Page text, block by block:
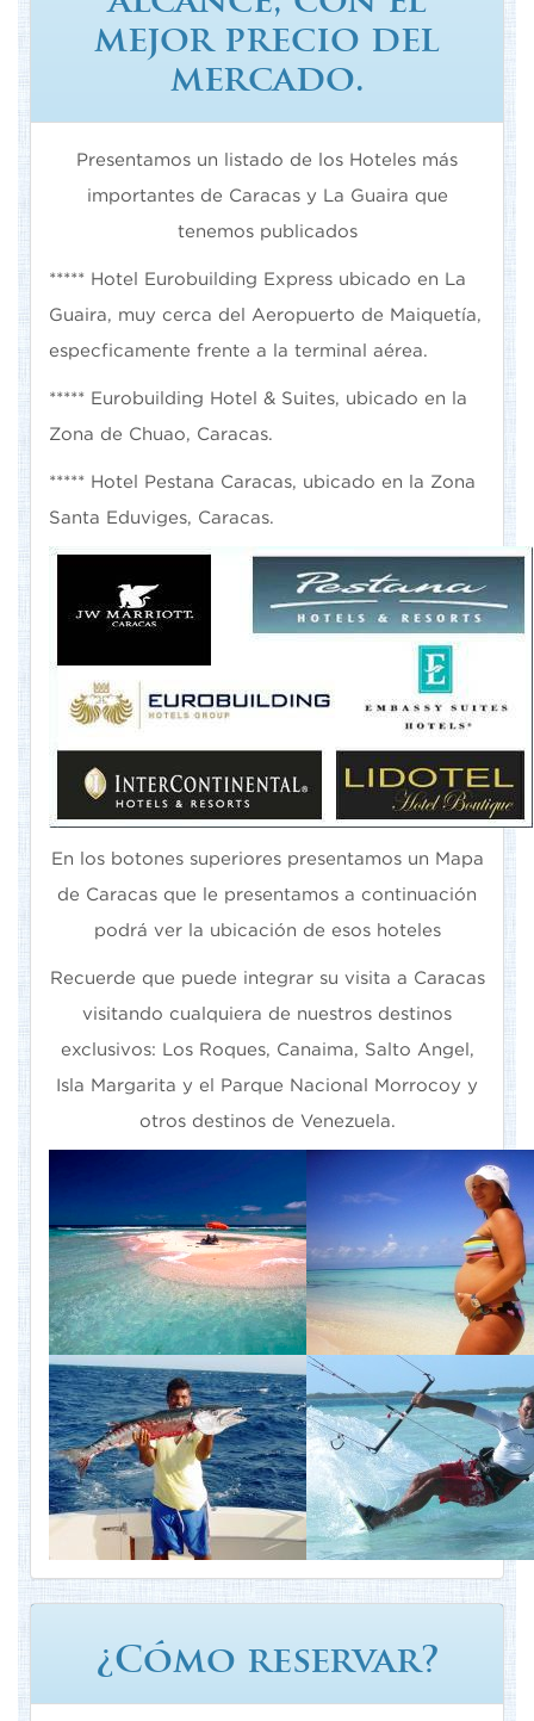
mejor precio del
mercado.
Presentamos un listado de los Hoteles más
importantes de Caracas y La Guaira que
tenemos publicados
***** Hotel Eurobuilding Express ubicado en La
Guaira, muy cerca del Aeropuerto de Maiquetía,
especficamente frente a la terminal aérea.
***** Eurobuilding Hotel & Suites, ubicado en la
Zona de Chuao, Caracas.
***** Hotel Pestana Caracas, ubicado en la Zona
Santa Eduviges, Caracas.
En los botones superiores presentamos un Mapa
de Caracas que le presentamos a continuación
podrá ver la ubicación de esos hoteles
Recuerde que puede integrar su visita a Caracas
visitando cualquiera de nuestros destinos
exclusivos: Los Roques, Canaima, Salto Angel,
Isla Margarita y el Parque Nacional Morrocoy y
otros destinos de Venezuela.
¿Cómo reservar?